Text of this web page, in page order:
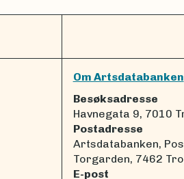
Om Artsdatabanken
Besøksadresse
Havnegata 9, 7010
Postadresse
Artsdatabanken,
Torgarden, 7462
E-post